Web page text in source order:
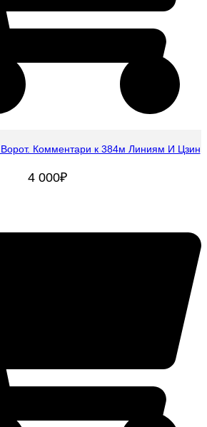
Комментари к 384м Линиям И Цзин
4 000₽